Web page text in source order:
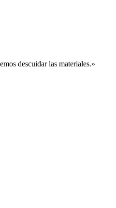
descuidar las materiales.»